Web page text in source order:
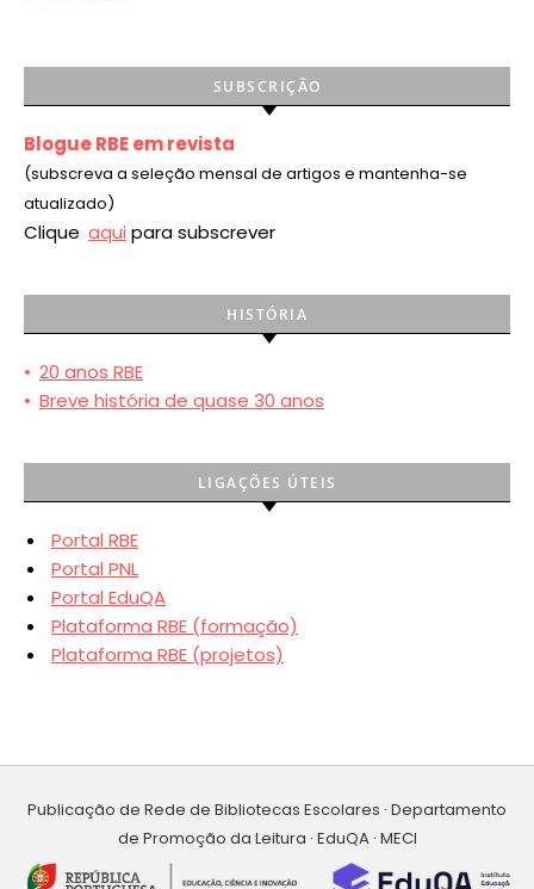
SUBSCRIÇÃO
Blogue RBE em revista
(subscreva a seleção mensal de artigos e mantenha-se
atualizado)
Clique aqui para subscrever
HISTÓRIA
• 20 anos RBE
• Breve história de quase 30 anos
LIGAÇÕES ÚTEIS
Portal RBE
Portal PNL
Portal EduQA
Plataforma RBE (formação)
Plataforma RBE (projetos)
Publicação de Rede de Bibliotecas Escolares · Departamento
de Promoção da Leitura · EduQA · MECI